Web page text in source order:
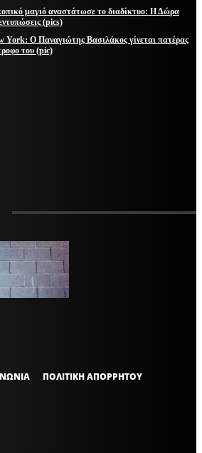
μαγιό αναστάτωσε το διαδίκτυο: Η Δώρα
(pics)
York: Ο Παναγιώτης Βασιλάκος γίνεται πατέρας
του (pic)
ΠΟΛΙΤΙΚΗ ΑΠΟΡΡΗΤΟΥ